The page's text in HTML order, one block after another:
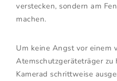
verstecken, sondern am
machen.
Um keine Angst vor einem
Atemschutzgeräteträger zu
Kamerad schrittweise